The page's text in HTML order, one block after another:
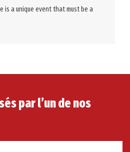
is a unique event that must be a
par l’un de nos